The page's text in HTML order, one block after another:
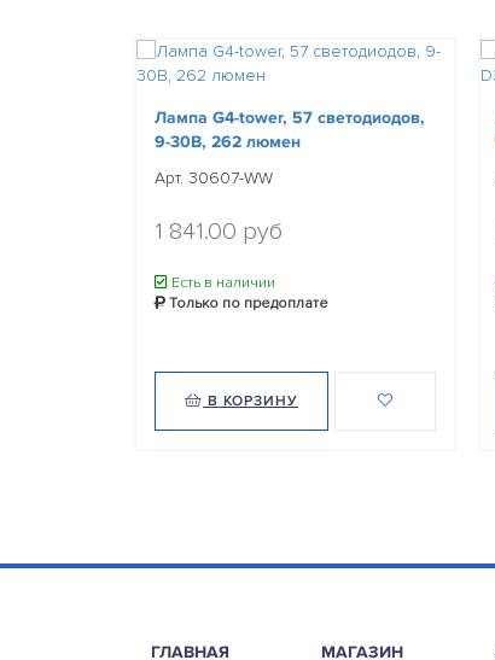
Лампа G4-tower, 57 светодиодов,
9-30В, 262 люмен
Арт. 30607-WW
1 841.00 руб
Есть в наличии
Только по предоплате
В КОРЗИНУ
ГЛАВНАЯ МАГАЗИН